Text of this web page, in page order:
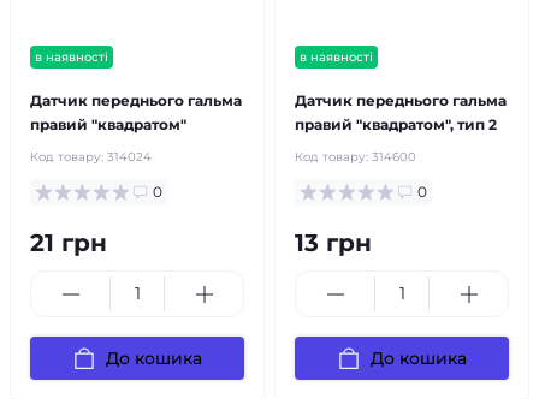
в наявності
Датчик переднього гальма
правий "квадратом"
Код товару: 314024
0
21 грн
До кошика
в наявності
Датчик переднього гальма
правий "квадратом", тип 2
Код товару: 314600
0
13 грн
До кошика